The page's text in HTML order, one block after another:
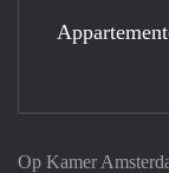
Op Kamer